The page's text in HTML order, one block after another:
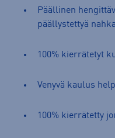
Päällinen
päällystettyä
100% kierrätetyt
Venyvä kaulus
100% kierrätetty